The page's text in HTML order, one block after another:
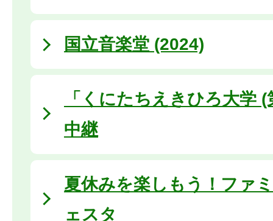
国立音楽堂 (2024)
「くにたちえきひろ大学
中継
夏休みを楽しもう！ファ
ェスタ